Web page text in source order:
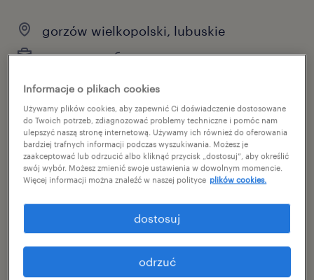
gorzów wielkopolski, lubuskie
временная работа
pełen etat
specjalizacja
склады/дистрибуция
reference number
Informacje o plikach cookies
Używamy plików cookies, aby zapewnić Ci doświadczenie dostosowane
do Twoich potrzeb, zdiagnozować problemy techniczne i pomóc nam
ulepszyć naszą stronę internetową. Używamy ich również do oferowania
bardziej trafnych informacji podczas wyszukiwania. Możesz je
zaakceptować lub odrzucić albo kliknąć przycisk „dostosuj”, aby określić
swój wybór. Możesz zmienić swoje ustawienia w dowolnym momencie.
Więcej informacji można znaleźć w naszej polityce plików cookies.
odrzuć
dostosuj